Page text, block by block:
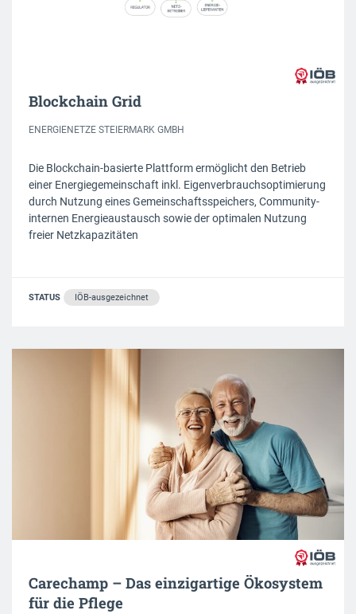
Blockchain Grid
ENERGIENETZE STEIERMARK GMBH
Die Blockchain-basierte Plattform ermöglicht den Betrieb
einer Energiegemeinschaft inkl. Eigenverbrauchsoptimierung
durch Nutzung eines Gemeinschaftsspeichers, Community-
internen Energieaustausch sowie der optimalen Nutzung
freier Netzkapazitäten
STATUS IÖB-ausgezeichnet
Carechamp – Das einzigartige Ökosystem
für die Pflege